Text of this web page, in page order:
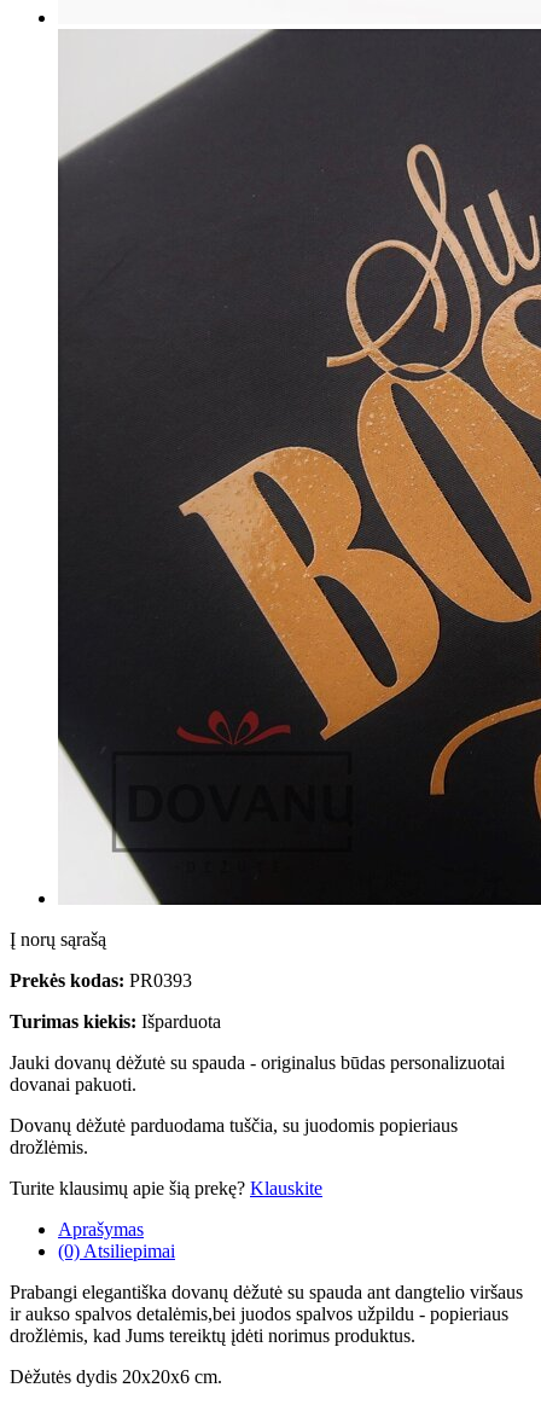
Į norų sąrašą
Prekės kodas: PR0393
Turimas kiekis: Išparduota
Jauki dovanų dėžutė su spauda - originalus būdas personalizuotai
dovanai pakuoti.
Dovanų dėžutė parduodama tuščia, su juodomis popieriaus
drožlėmis.
Turite klausimų apie šią prekę? Klauskite
Aprašymas
(0) Atsiliepimai
Prabangi elegantiška dovanų dėžutė su spauda ant dangtelio viršaus
ir aukso spalvos detalėmis,bei juodos spalvos užpildu - popieriaus
drožlėmis, kad Jums tereiktų įdėti norimus produktus.
Dėžutės dydis 20x20x6 cm.